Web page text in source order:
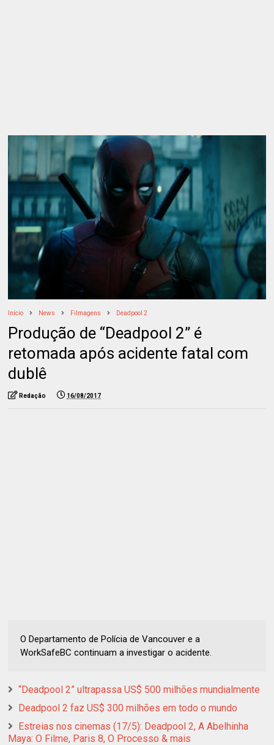
Início News Filmagens Deadpool 2
Produção de “Deadpool 2” é
retomada após acidente fatal com
dublê
Redação 16/08/2017
O Departamento de Polícia de Vancouver e a
WorkSafeBC continuam a investigar o acidente.
“Deadpool 2” ultrapassa US$ 500 milhões mundialmente
Deadpool 2 faz US$ 300 milhões em todo o mundo
Estreias nos cinemas (17/5): Deadpool 2, A Abelhinha
Maya: O Filme, Paris 8, O Processo & mais